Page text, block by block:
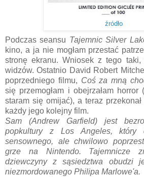
źródło
Podczas seansu Tajemnic Silver
kino, a ja nie mogłam przestać
stronę ekranu. Wniosek z tego
widzów. Ostatnio David Robert
poprzedniego filmu, Coś za mną
się przemogłam i obejrzałam horror
staram się omijać), a teraz
każdy jego kolejny film.
Sam (Andrew Garfield) jest
popkultury z Los Angeles, który
sensownego, ale chwilowo
grze na Nintendo. Tajemnicze
dziewczyny z sąsiedztwa obudzi
niezmordowanego Philipa Marlowe'a.